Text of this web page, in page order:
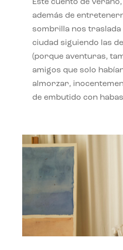
Este cuento de
además de
sombrilla nos traslada
ciudad siguiendo las
(porque aventuras,
amigos que solo
almorzar,
de embutido con